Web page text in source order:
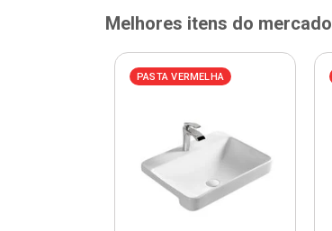
Melhores itens do mercado
PASTA VERMELHA